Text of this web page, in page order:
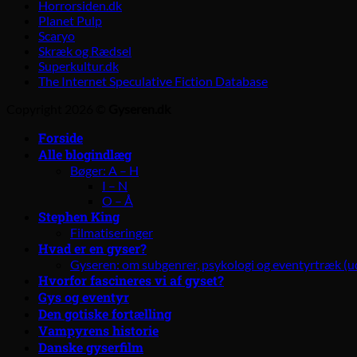
Horrorsiden.dk
Planet Pulp
Scaryo
Skræk og Rædsel
Superkultur.dk
The Internet Speculative Fiction Database
Forside
Alle blogindlæg
Bøger: A – H
I – N
O – Å
Stephen King
Filmatiseringer
Hvad er en gyser?
Gyseren: om subgenrer, psykologi og eventyrtræk
Hvorfor fascineres vi af gyset?
Gys og eventyr
Den gotiske fortælling
Vampyrens historie
Danske gyserfilm